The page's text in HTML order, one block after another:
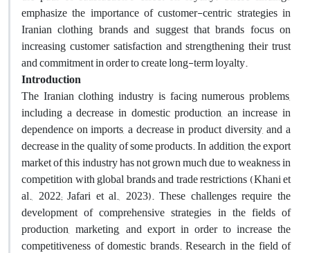
emphasize the importance of customer-centric strategies in
Iranian clothing brands and suggest that brands focus on
increasing customer satisfaction and strengthening their trust
and commitment in order to create long-term loyalty.
Introduction
The Iranian clothing industry is facing numerous problems,
including a decrease in domestic production, an increase in
dependence on imports, a decrease in product diversity, and a
decrease in the quality of some products. In addition, the export
market of this industry has not grown much due to weakness in
competition with global brands and trade restrictions (Khani et
al., 2022; Jafari et al., 2023). These challenges require the
development of comprehensive strategies in the fields of
production, marketing, and export in order to increase the
competitiveness of domestic brands. Research in the field of